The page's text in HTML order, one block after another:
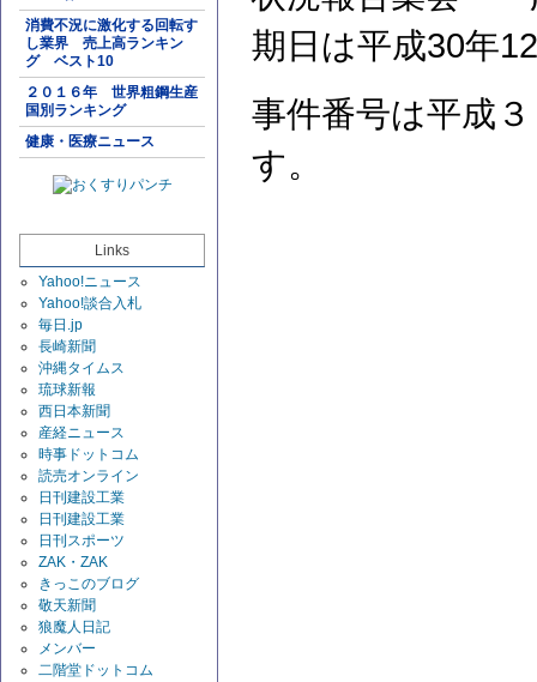
消費不況に激化する回転す
し業界 売上高ランキン
グ ベスト10
２０１６年 世界粗鋼生産
国別ランキング
健康・医療ニュース
Links
Yahoo!ニュース
Yahoo!談合入札
毎日.jp
長崎新聞
沖縄タイムス
琉球新報
西日本新聞
産経ニュース
時事ドットコム
読売オンライン
日刊建設工業
日刊建設工業
日刊スポーツ
ZAK・ZAK
きっこのブログ
敬天新聞
狼魔人日記
メンバー
二階堂ドットコム
期日は平成30年
事件番号は平成
す。